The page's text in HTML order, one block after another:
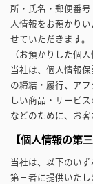
所・氏名・郵便番
人情報をお預かり
せていただきます。
（お預かりした個
当社は、個人情報
の締結・履行、ア
しい商品・サービ
などのために、お
【個人情報の第
当社は、以下のい
第三者に提供いたし